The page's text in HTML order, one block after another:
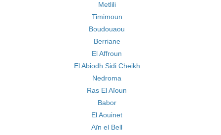
Metlili
Timimoun
Boudouaou
Berriane
El Affroun
El Abiodh Sidi Cheikh
Nedroma
Ras El Aïoun
Babor
El Aouinet
Aïn el Bell